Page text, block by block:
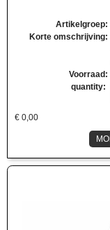
Artikelgroep:
Korte omschrijving:
Voorraad :
quantity:
€ 0,00